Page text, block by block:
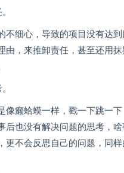
不细心，导致的项目没有达到
由，来推卸责任，甚至还用
像癞蛤蟆一样，戳一下跳一
后也没有解决问题的思考，
更不会反思自己的问题，同